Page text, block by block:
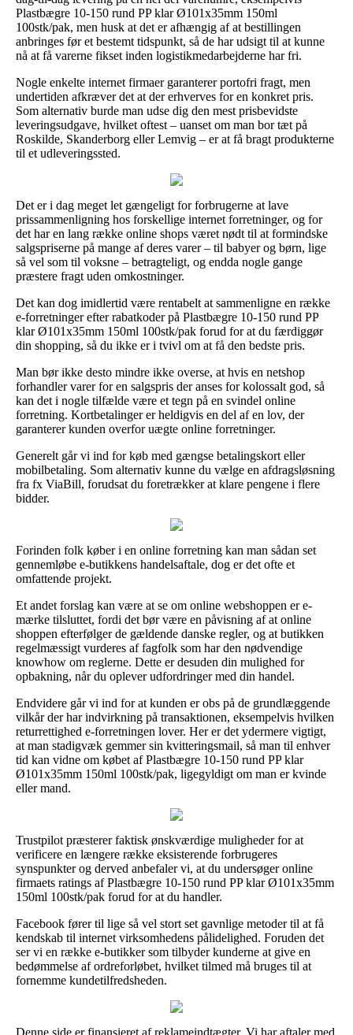
Plastbægre 10-150 rund PP klar Ø101x35mm 150ml
100stk/pak, men husk at det er afhængig af at bestillingen
anbringes før et bestemt tidspunkt, så de har udsigt til at kunne
nå at få varerne fikset inden logistikmedarbejderne har fri.
Nogle enkelte internet firmaer garanterer portofri fragt, men
undertiden afkræver det at der erhverves for en konkret pris.
Som alternativ burde man udse dig den mest prisbevidste
leveringsudgave, hvilket oftest – uanset om man bor tæt på
Roskilde, Skanderborg eller Lemvig – er at få bragt produkterne
til et udleveringssted.
Det er i dag meget let gængeligt for forbrugerne at lave
prissammenligning hos forskellige internet forretninger, og for
det har en lang række online shops været nødt til at formindske
salgspriserne på mange af deres varer – til babyer og børn, lige
så vel som til voksne – betragteligt, og endda nogle gange
præstere fragt uden omkostninger.
Det kan dog imidlertid være rentabelt at sammenligne en række
e-forretninger efter rabatkoder på Plastbægre 10-150 rund PP
klar Ø101x35mm 150ml 100stk/pak forud for at du færdiggør
din shopping, så du ikke er i tvivl om at få den bedste pris.
Man bør ikke desto mindre ikke overse, at hvis en netshop
forhandler varer for en salgspris der anses for kolossalt god, så
kan det i nogle tilfælde være et tegn på en svindel online
forretning. Kortbetalinger er heldigvis en del af en lov, der
garanterer kunden overfor uægte online forretninger.
Generelt går vi ind for køb med gængse betalingskort eller
mobilbetaling. Som alternativ kunne du vælge en afdragsløsning
fra fx ViaBill, forudsat du foretrækker at klare pengene i flere
bidder.
Forinden folk køber i en online forretning kan man sådan set
gennemløbe e-butikkens handelsaftale, dog er det ofte et
omfattende projekt.
Et andet forslag kan være at se om online webshoppen er e-
mærke tilsluttet, fordi det bør være en påvisning af at online
shoppen efterfølger de gældende danske regler, og at butikken
regelmæssigt vurderes af fagfolk som har den nødvendige
knowhow om reglerne. Dette er desuden din mulighed for
opbakning, når du oplever udfordringer med din handel.
Endvidere går vi ind for at kunden er obs på de grundlæggende
vilkår der har indvirkning på transaktionen, eksempelvis hvilken
returrettighed e-forretningen lover. Her er det ydermere vigtigt,
at man stadigvæk gemmer sin kvitteringsmail, så man til enhver
tid kan vidne om købet af Plastbægre 10-150 rund PP klar
Ø101x35mm 150ml 100stk/pak, ligegyldigt om man er kvinde
eller mand.
Trustpilot præsterer faktisk ønskværdige muligheder for at
verificere en længere række eksisterende forbrugeres
synspunkter og derved anbefaler vi, at du undersøger online
firmaets ratings af Plastbægre 10-150 rund PP klar Ø101x35mm
150ml 100stk/pak forud for at du handler.
Facebook fører til lige så vel stort set gavnlige metoder til at få
kendskab til internet virksomhedens pålidelighed. Foruden det
ser vi en række e-butikker som tilbyder kunderne at give en
bedømmelse af ordreforløbet, hvilket tilmed må bruges til at
fornemme kundetilfredsheden.
Denne side er finansieret af reklameindtægter. Vi har aftaler med